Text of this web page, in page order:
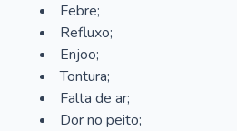
Febre;
Refluxo;
Enjoo;
Tontura;
Falta de ar;
Dor no peito;